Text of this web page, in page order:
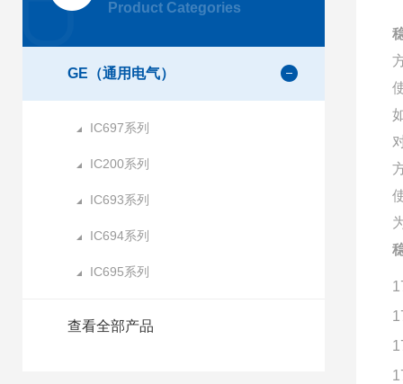
Product Categories
GE（通用电气）
IC697系列
IC200系列
IC693系列
IC694系列
IC695系列
查看全部产品